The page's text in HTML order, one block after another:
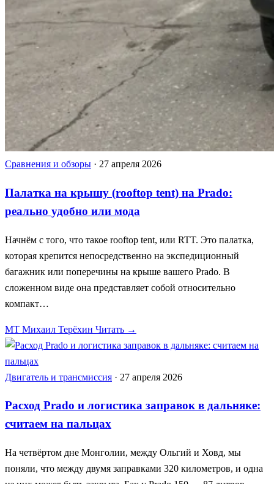
Сравнения и обзоры · 27 апреля 2026
Палатка на крышу (rooftop tent) на Prado:
реально удобно или мода
Начнём с того, что такое rooftop tent, или RTT. Это палатка,
которая крепится непосредственно на экспедиционный
багажник или поперечины на крыше вашего Prado. В
сложенном виде она представляет собой относительно
компакт…
МТ Михаил Терёхин Читать →
Двигатель и трансмиссия · 27 апреля 2026
Расход Prado и логистика заправок в дальняке:
считаем на пальцах
На четвёртом дне Монголии, между Ольгий и Ховд, мы
поняли, что между двумя заправками 320 километров, и одна